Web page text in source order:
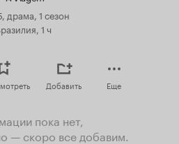
драма, 1 сезон
1 ч
Добавить Еще
пока нет,
— скоро все добавим.